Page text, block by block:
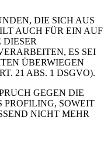
DIE SICH AUS
AUCH FÜR EIN AUF
ES SEI
ÜBERWIEGEN
21 ABS. 1 DSGVO).
GEGEN DIE
PROFILING, SOWEIT
NICHT MEHR